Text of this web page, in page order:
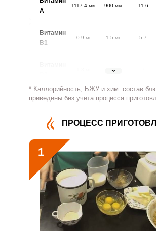
A
1117.4 мкг 900 мкг 11.6
Витамин
В1
0.9 мг 1.5 мг 5.7
1.8 мг
Витамин
640.7 мг 500 мг 12
Витамин
В5
Витамин
В6
1 мг 2 мг 4.8
Витамин
В9
193.8 мкг 400 мкг 4.5
Витамин
* Каллорийность, БЖУ и хим. состав
приведены без учета процесса
ПРОЦЕСС
1